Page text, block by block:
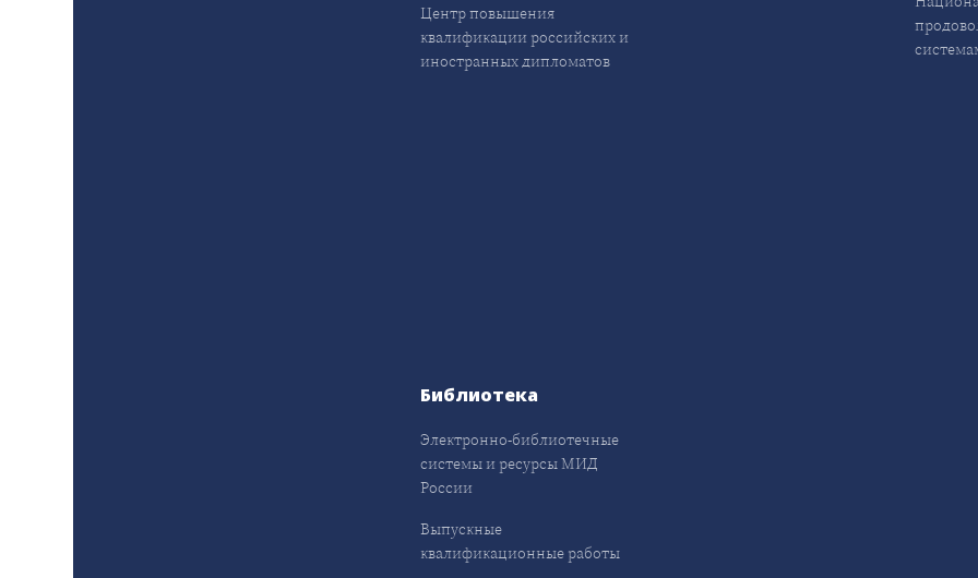
Центр повышения
квалификации российских и
иностранных дипломатов
Библиотека
Электронно-библиотечные
системы и ресурсы МИД
России
Выпускные
квалификационные работы